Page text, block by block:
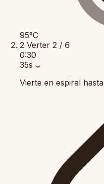
95°C
2 Verter 2 / 6
0:30
35s
Vierte en espiral hasta